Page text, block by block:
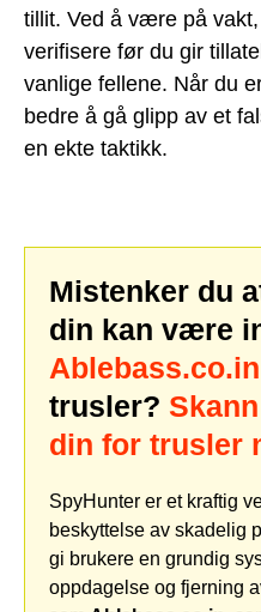
tillit. Ved å være på
verifisere før du gir
vanlige fellene. Når du
bedre å gå glipp av et
en ekte taktikk.
Mistenker du
din kan være
Ablebass.co.in
trusler?
din for trusler
SpyHunter er et kraftig
beskyttelse av skadelig
gi brukere en grundig
oppdagelse og fjerning